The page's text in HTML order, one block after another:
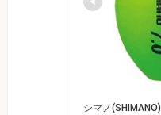
シマノ(SHIMANO)